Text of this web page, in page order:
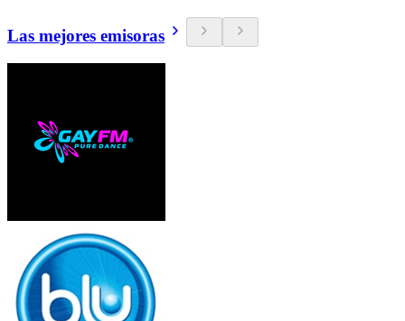
Las mejores emisoras